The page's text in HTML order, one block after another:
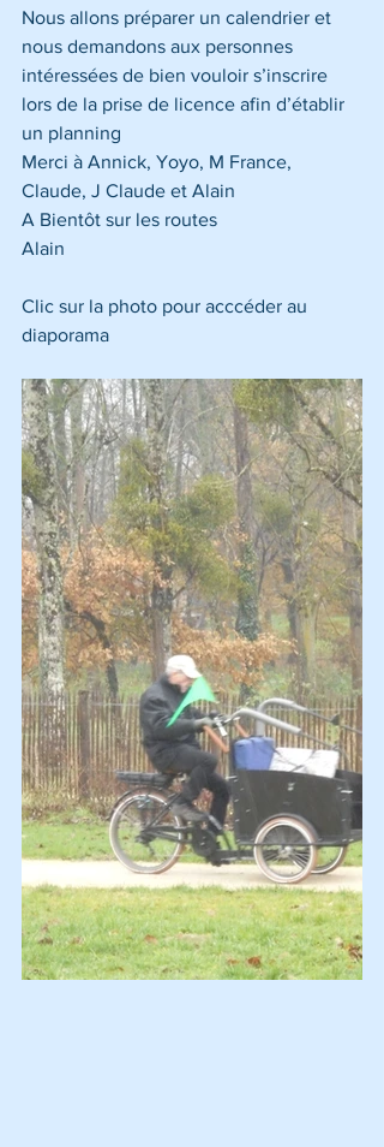
Nous allons préparer un calendrier et
nous demandons aux personnes
intéressées de bien vouloir s’inscrire
lors de la prise de licence afin d’établir
un planning
Merci à Annick, Yoyo, M France,
Claude, J Claude et Alain
A Bientôt sur les routes
Alain
Clic sur la photo pour acccéder au
diaporama